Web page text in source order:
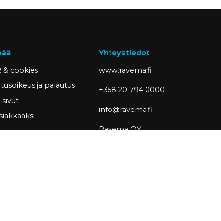
& cookies
ja palautus
sivut
Yhteystiedot
www.ravema.fi
+358 20 794 0000
info@ravema.fi
Ravema OY